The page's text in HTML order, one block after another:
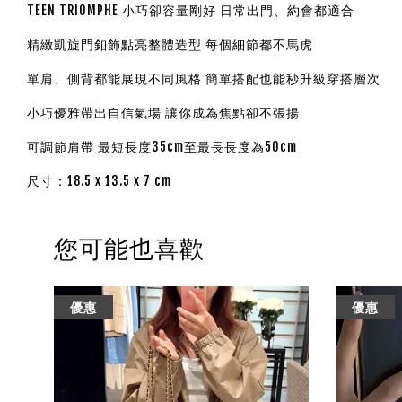
TEEN TRIOMPHE 小巧卻容量剛好 日常出門、約會都適合
精緻凱旋門釦飾點亮整體造型 每個細節都不馬虎
單肩、側背都能展現不同風格 簡單搭配也能秒升級穿搭層次
小巧優雅帶出自信氣場 讓你成為焦點卻不張揚
可調節肩帶 最短長度35cm至最長長度為50cm
尺寸：18.5 x 13.5 x 7 cm
您可能也喜歡
優惠 優惠